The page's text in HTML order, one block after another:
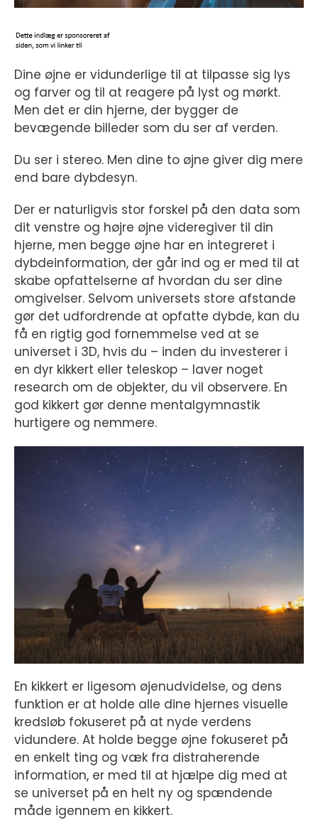
Dine øjne er vidunderlige til at tilpasse sig lys
og farver og til at reagere på lyst og mørkt.
Men det er din hjerne, der bygger de
bevægende billeder som du ser af verden.
Du ser i stereo. Men dine to øjne giver dig mere
end bare dybdesyn.
Der er naturligvis stor forskel på den data som
dit venstre og højre øjne videregiver til din
hjerne, men begge øjne har en integreret i
dybdeinformation, der går ind og er med til at
skabe opfattelserne af hvordan du ser dine
omgivelser. Selvom universets store afstande
gør det udfordrende at opfatte dybde, kan du
få en rigtig god fornemmelse ved at se
universet i 3D, hvis du – inden du investerer i
en dyr kikkert eller teleskop – laver noget
research om de objekter, du vil observere. En
god kikkert gør denne mentalgymnastik
hurtigere og nemmere.
En kikkert er ligesom øjenudvidelse, og dens
funktion er at holde alle dine hjernes visuelle
kredsløb fokuseret på at nyde verdens
vidundere. At holde begge øjne fokuseret på
en enkelt ting og væk fra distraherende
information, er med til at hjælpe dig med at
se universet på en helt ny og spændende
måde igennem en kikkert.